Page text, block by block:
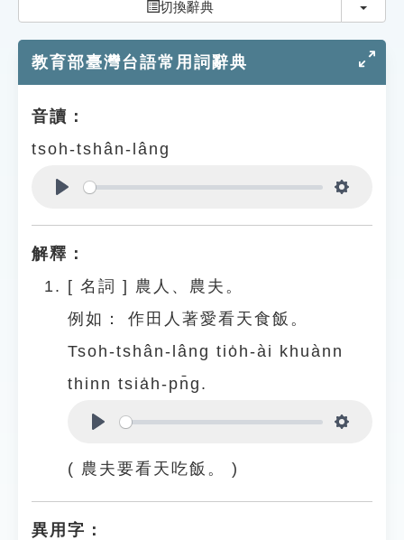
知識索引
遊戲專區
貓頭鷹博士
切換辭典 切換
教育部臺灣台語常用詞辭典
音讀：
tsoh-tshân-lâng
解釋：
[ 名詞 ] 農人、農夫。
例如：
作田人著愛看天食飯。
Tsoh-tshân-lâng tio̍h-ài khuànn
thinn tsia̍h-pn̄g.
( 農夫要看天吃飯。 )
異用字：